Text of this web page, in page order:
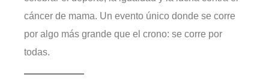
cáncer de mama. Un evento único donde se corre
por algo más grande que el crono: se corre por
todas.